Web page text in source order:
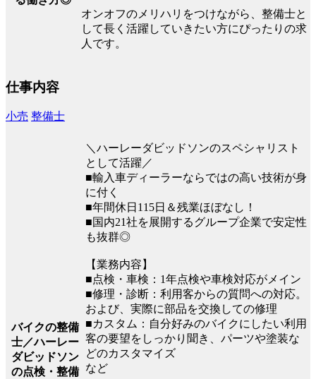
オンオフのメリハリをつけながら、整備士と
して長く活躍していきたい方にぴったりの求
人です。
仕事内容
小売 整備士
バイクの整備
士／ハーレー
ダビッドソン
の点検・整備
＼ハーレーダビッドソンのスペシャリスト
として活躍／
■輸入車ディーラーならではの高い技術が身
に付く
■年間休日115日＆残業ほぼなし！
■国内21社を展開するグループ企業で安定性
も抜群◎
【業務内容】
■点検・車検：1年点検や車検対応がメイン
■修理・診断：利用客からの質問への対応。
および、実際に部品を交換しての修理
■カスタム：自分好みのバイクにしたい利用
客の要望をしっかり聞き、パーツや塗装な
どのカスタマイズ
など